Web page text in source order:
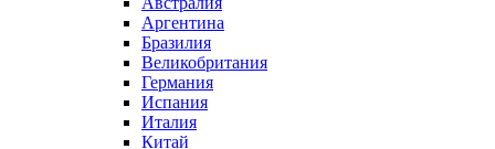
Аргентина
Бразилия
Великобритания
Германия
Испания
Италия
Китай